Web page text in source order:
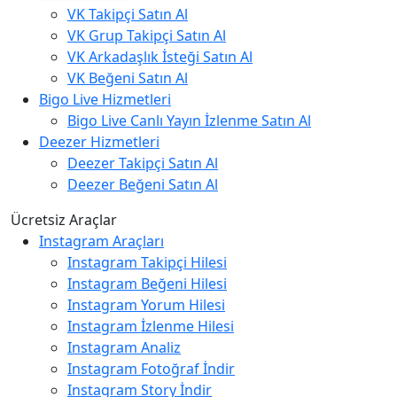
VK Takipçi Satın Al
VK Grup Takipçi Satın Al
VK Arkadaşlık İsteği Satın Al
VK Beğeni Satın Al
Bigo Live Hizmetleri
Bigo Live Canlı Yayın İzlenme Satın Al
Deezer Hizmetleri
Deezer Takipçi Satın Al
Deezer Beğeni Satın Al
Ücretsiz Araçlar
Instagram Araçları
Instagram Takipçi Hilesi
Instagram Beğeni Hilesi
Instagram Yorum Hilesi
Instagram İzlenme Hilesi
Instagram Analiz
Instagram Fotoğraf İndir
Instagram Story İndir